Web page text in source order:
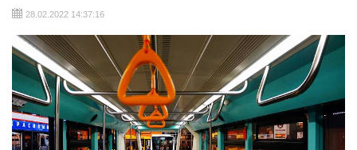
28.02.2022 14:37:16